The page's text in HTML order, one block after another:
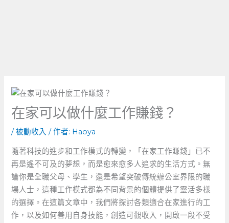
在家可以做什麼工作賺錢？
/被動收入 / 作者: Haoya
隨著科技的進步和工作模式的轉變，「在家工作賺錢」已不
再是遙不可及的夢想，而是愈來愈多人追求的生活方式。無
論你是全職父母、學生，還是希望突破傳統辦公室界限的職
場人士，這種工作模式都為不同背景的個體提供了靈活多樣
的選擇。在這篇文章中，我們將探討各類適合在家進行的工
作，以及如何善用自身技能，創造可觀收入，開啟一段不受